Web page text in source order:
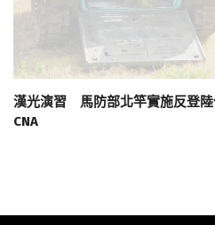
漢光演習 馬防部北竿實施反登
CNA